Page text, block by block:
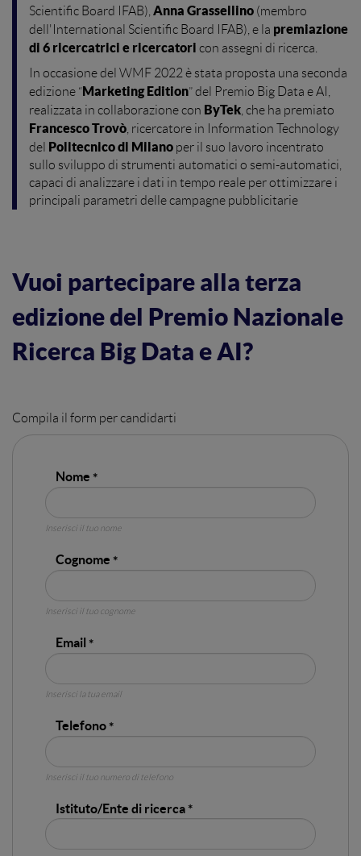
Scientific Board IFAB), Anna Grassellino (membro
dell'International Scientific Board IFAB), e la premiazione
di 6 ricercatrici e ricercatori con assegni di ricerca.
In occasione del WMF 2022 è stata proposta una seconda
edizione “Marketing Edition” del Premio Big Data e AI,
realizzata in collaborazione con ByTek , che ha premiato
Francesco Trovò , ricercatore in Information Technology
del Politecnico di Milano per il suo lavoro incentrato
sullo sviluppo di strumenti automatici o semi-automatici,
capaci di analizzare i dati in tempo reale per ottimizzare i
principali parametri delle campagne pubblicitarie
Vuoi partecipare alla terza
edizione del Premio Nazionale
Ricerca Big Data e AI?
Compila il form per candidarti
Nome
Inserisci il tuo nome
Cognome
Inserisci il tuo cognome
Email
Inserisci la tua email
Telefono
Inserisci il tuo numero di telefono
Istituto/Ente di ricerca